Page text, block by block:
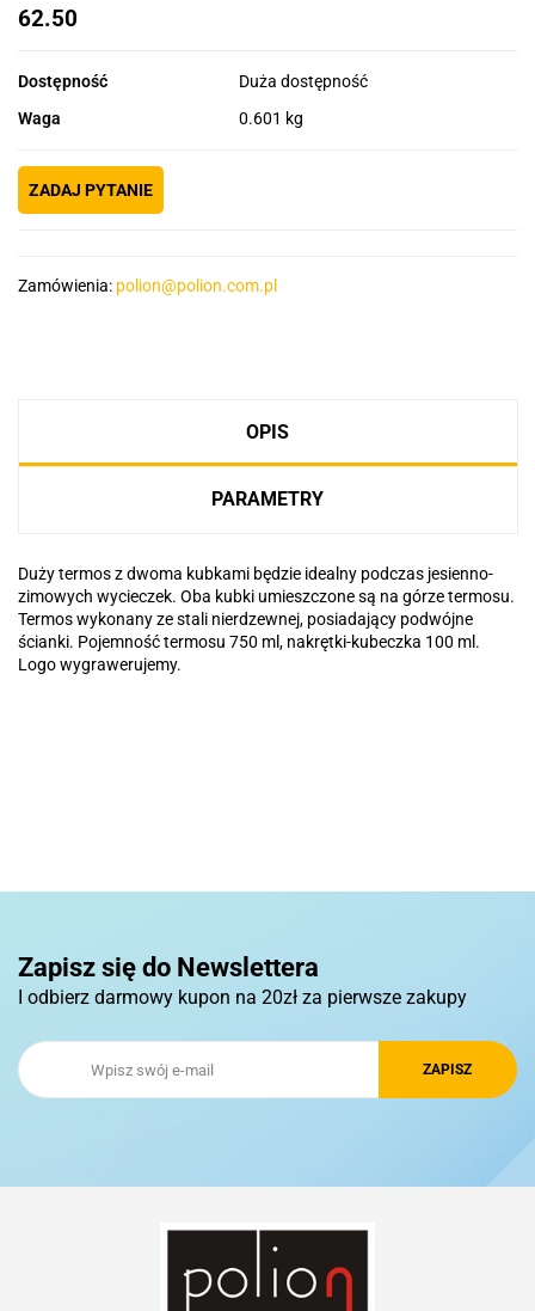
62.50
Dostępność
Duża dostępność
Waga
0.601 kg
ZADAJ PYTANIE
Zamówienia: polion@polion.com.pl
OPIS
PARAMETRY
Duży termos z dwoma kubkami będzie idealny podczas jesienno-
zimowych wycieczek. Oba kubki umieszczone są na górze termosu.
Termos wykonany ze stali nierdzewnej, posiadający podwójne
ścianki. Pojemność termosu 750 ml, nakrętki-kubeczka 100 ml.
Logo wygrawerujemy.
Royal Design
Zapisz się do Newslettera
I odbierz darmowy kupon na 20zł za pierwsze zakupy